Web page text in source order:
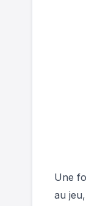
Une
au